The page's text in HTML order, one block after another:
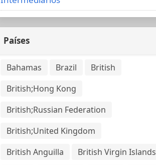
Países
Bahamas Brazil
British
British;Hong Kong
British;Russian Federation
British;United Kingdom
British Anguilla
British Virgin Islands